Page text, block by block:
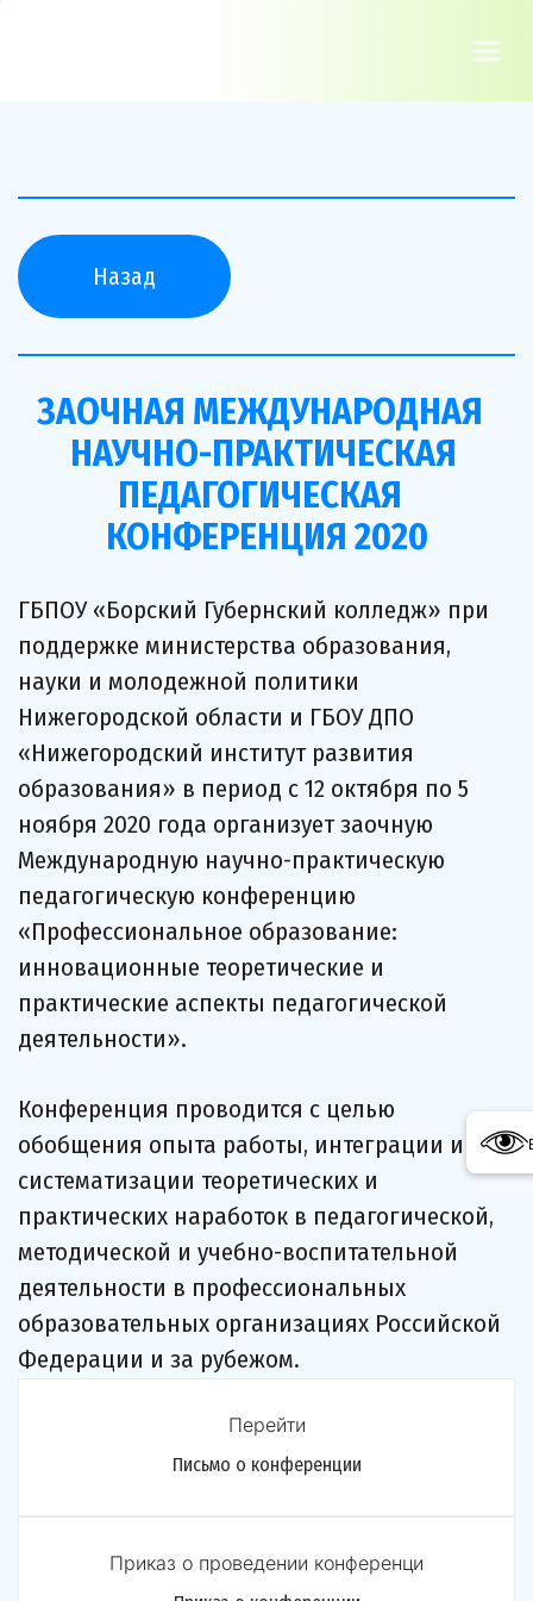
Назад
ЗАОЧНАЯ МЕЖДУНАРОДНАЯ
НАУЧНО-ПРАКТИЧЕСКАЯ
ПЕДАГОГИЧЕСКАЯ
КОНФЕРЕНЦИЯ 2020
ГБПОУ «Борский Губернский колледж» при
поддержке министерства образования,
науки и молодежной политики
Нижегородской области и ГБОУ ДПО
«Нижегородский институт развития
образования» в период с 12 октября по 5
ноября 2020 года организует заочную
Международную научно-практическую
педагогическую конференцию
«Профессиональное образование:
инновационные теоретические и
практические аспекты педагогической
деятельности».
Конференция проводится с целью
обобщения опыта работы, интеграции и
систематизации теоретических и
практических наработок в педагогической,
методической и учебно-воспитательной
деятельности в профессиональных
образовательных организациях Российской
Федерации и за рубежом.
Перейти
Письмо о конференции
Приказ о проведении конференци